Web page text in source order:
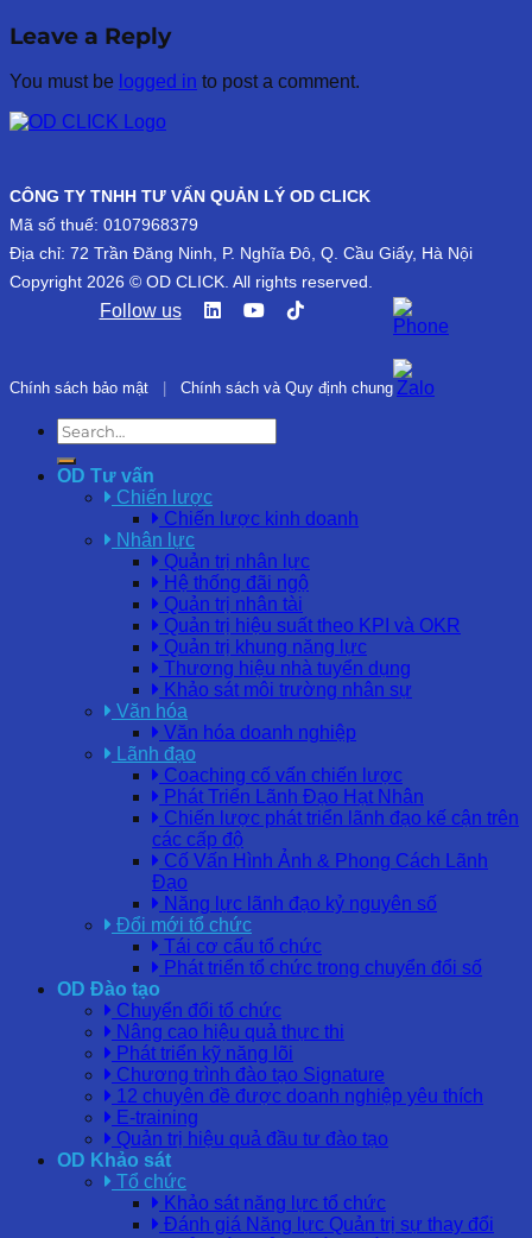
Leave a Reply
You must be logged in to post a comment.
CÔNG TY TNHH TƯ VẤN QUẢN LÝ OD CLICK
Mã số thuế: 0107968379
Địa chỉ: 72 Trần Đăng Ninh, P. Nghĩa Đô, Q. Cầu Giấy, Hà Nội
Copyright 2026 © OD CLICK. All rights reserved.
Follow us
Chính sách bảo mật Chính sách và Quy định chung
OD Tư vấn
Chiến lược
Chiến lược kinh doanh
Nhân lực
Quản trị nhân lực
Hệ thống đãi ngộ
Quản trị nhân tài
Quản trị hiệu suất theo KPI và OKR
Quản trị khung năng lực
Thương hiệu nhà tuyển dụng
Khảo sát môi trường nhân sự
Văn hóa
Văn hóa doanh nghiệp
Lãnh đạo
Coaching cố vấn chiến lược
Phát Triển Lãnh Đạo Hạt Nhân
Chiến lược phát triển lãnh đạo kế cận trên
các cấp độ
Cố Vấn Hình Ảnh & Phong Cách Lãnh
Đạo
Năng lực lãnh đạo kỷ nguyên số
Đổi mới tổ chức
Tái cơ cấu tổ chức
Phát triển tổ chức trong chuyển đổi số
OD Đào tạo
Chuyển đổi tổ chức
Nâng cao hiệu quả thực thi
Phát triển kỹ năng lõi
Chương trình đào tạo Signature
12 chuyên đề được doanh nghiệp yêu thích
E-training
Quản trị hiệu quả đầu tư đào tạo
OD Khảo sát
Tổ chức
Khảo sát năng lực tổ chức
Đánh giá Năng lực Quản trị sự thay đổi